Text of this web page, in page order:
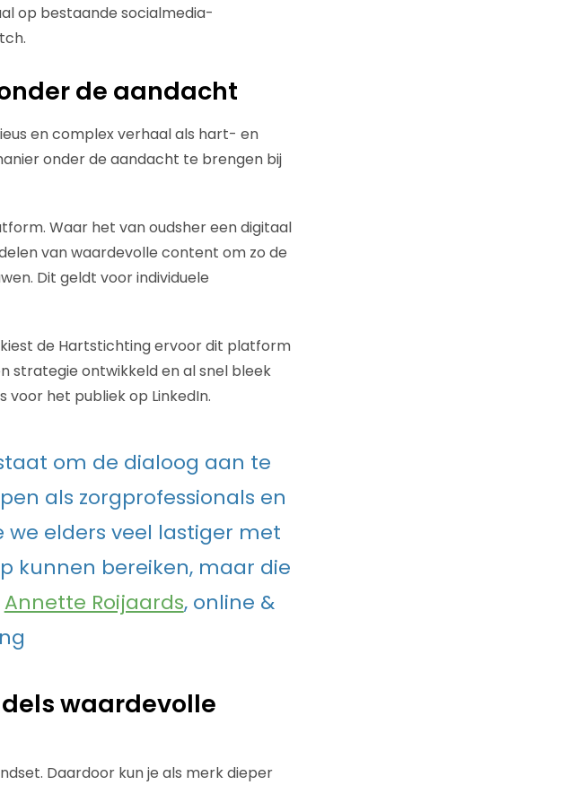
op bestaande socialmedia-
de aandacht
en complex verhaal als hart- en
onder de aandacht te brengen bij
Waar het van oudsher een digitaal
van waardevolle content om zo de
Dit geldt voor individuele
kiest de Hartstichting ervoor dit platform
strategie ontwikkeld en al snel bleek
voor het publiek op LinkedIn.
om de dialoog aan te
als zorgprofessionals en
we elders veel lastiger met
kunnen bereiken, maar die
Annette Roijaards, online &
waardevolle
Daardoor kun je als merk dieper